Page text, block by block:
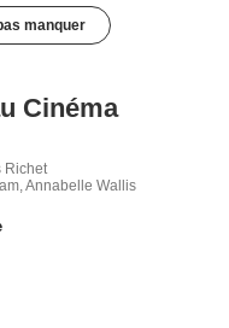
manquer
Cinéma
Richet
Annabelle Wallis